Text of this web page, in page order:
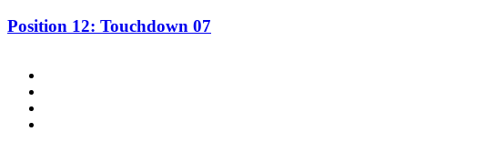
Position 12: Touchdown 07